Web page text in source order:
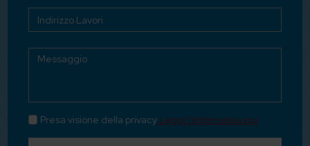
Presa visione della privacy Leggi l'informativa qui